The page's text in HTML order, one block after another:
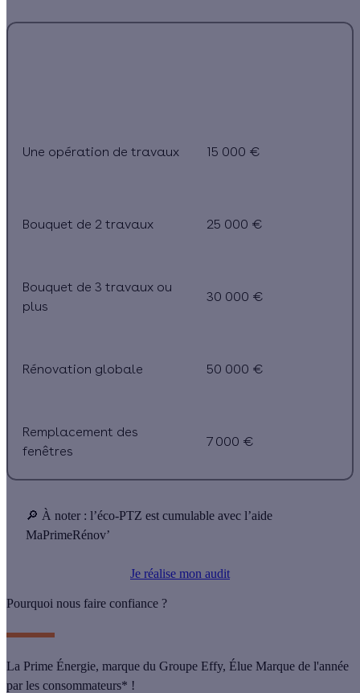
Une opération de travaux 15 000 €
Bouquet de 2 travaux 25 000 €
Bouquet de 3 travaux ou
plus
30 000 €
Rénovation globale 50 000 €
Remplacement des
fenêtres
7 000 €
🔎 À noter : l’éco-PTZ est cumulable avec l’aide
MaPrimeRénov’
Je réalise mon audit
Pourquoi nous faire confiance ?
La Prime Énergie, marque du Groupe Effy, Élue Marque de l'année
par les consommateurs* !